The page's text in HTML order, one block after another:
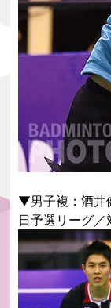
▼男子複：酒井
日予選リーグ／